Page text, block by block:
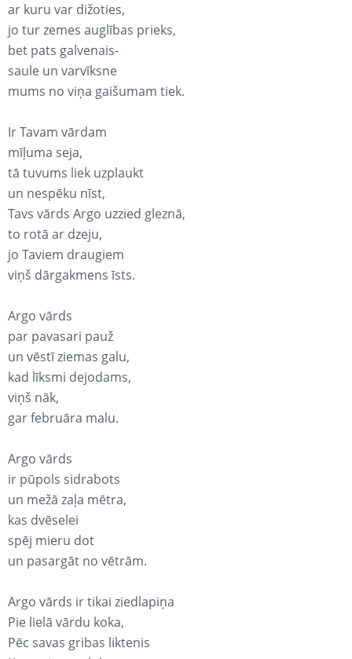
ar kuru var dižoties,
jo tur zemes auglības prieks,
bet pats galvenais-
saule un varvīksne
mums no viņa gaišumam tiek.
Ir Tavam vārdam
mīļuma seja,
tā tuvums liek uzplaukt
un nespēku nīst,
Tavs vārds Argo uzzied gleznā,
to rotā ar dzeju,
jo Taviem draugiem
viņš dārgakmens īsts.
Argo vārds
par pavasari pauž
un vēstī ziemas galu,
kad līksmi dejodams,
viņš nāk,
gar februāra malu.
Argo vārds
ir pūpols sidrabots
un mežā zaļa mētra,
kas dvēselei
spēj mieru dot
un pasargāt no vētrām.
Argo vārds ir tikai ziedlapiņa
Pie lielā vārdu koka,
Pēc savas gribas liktenis